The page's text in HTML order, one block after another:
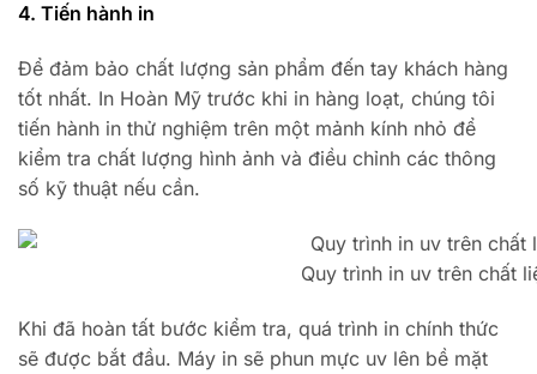
4. Tiến hành in
Để đảm bảo chất lượng sản phẩm đến tay khách hàng
tốt nhất. In Hoàn Mỹ trước khi in hàng loạt, chúng tôi
tiến hành in thử nghiệm trên một mảnh kính nhỏ để
kiểm tra chất lượng hình ảnh và điều chỉnh các thông
số kỹ thuật nếu cần.
Quy trình in uv trên chất
Khi đã hoàn tất bước kiểm tra, quá trình in chính thức
sẽ được bắt đầu. Máy in sẽ phun mực uv lên bề mặt